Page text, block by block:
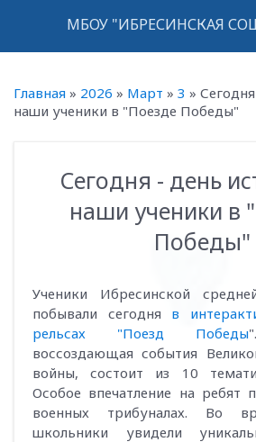
МБОУ "ИБРЕСИНСКАЯ
Главная » 2026 » Март » 3 »
наши ученики в "Поезде Победы"
Сегодня - день
наши ученики в
Победы"
Ученики Ибресинской
побывали сегодня в
рельсах "Поезд Победы
воссоздающая события
войны, состоит из 10
Особое впечатление на ребят
военных трибуналах. Во
школьники увидели